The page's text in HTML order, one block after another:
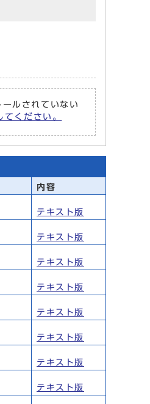
ルされていない
ください。
内容
テキスト版
テキスト版
テキスト版
テキスト版
テキスト版
テキスト版
テキスト版
テキスト版